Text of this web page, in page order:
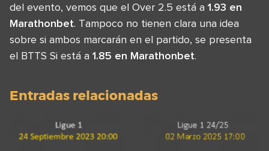
del evento, vemos que el Over 2.5 está a 1.93 en
Marathonbet. Tampoco no tienen clara una idea
sobre si ambos marcarán en el partido, se presenta
el BTTS Si está a 1.85 en Marathonbet.
Entradas relacionadas